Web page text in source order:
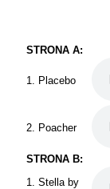
STRONA A:
1. Placebo
2. Poacher
STRONA B:
1. Stella by